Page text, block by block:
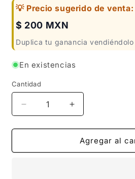
💡 Precio sugerido de venta:
$ 200 MXN
Duplica tu ganancia
En existencias
Cantidad
Reducir
cantidad
para
MEDALLA
Aumentar
cantidad
para
COLLAR
MEDALLA
Agregar al